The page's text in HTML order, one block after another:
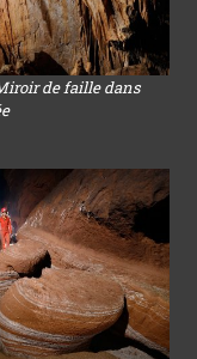
de faille dans